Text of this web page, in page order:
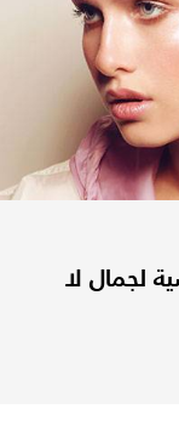
لجمال لا